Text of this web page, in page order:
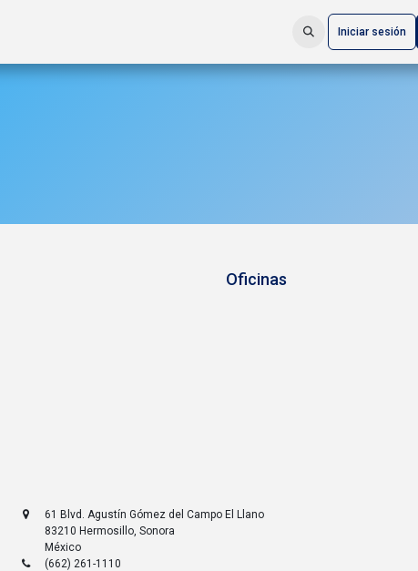
Iniciar sesión
Oficinas
61 Blvd. Agustín Gómez del Campo El Llano
83210 Hermosillo,Sonora
México
(662) 261-1110